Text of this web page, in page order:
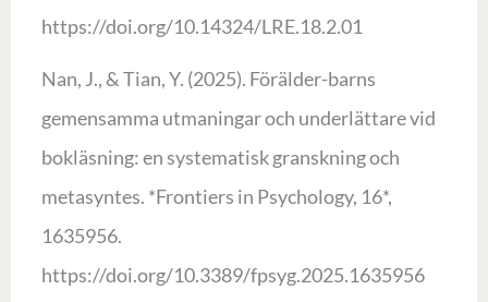
https://doi.org/10.14324/LRE.18.2.01
Nan, J., & Tian, ​​Y. (2025). Förälder-barns
gemensamma utmaningar och underlättare vid
bokläsning: en systematisk granskning och
metasyntes. *Frontiers in Psychology, 16*,
1635956.
https://doi.org/10.3389/fpsyg.2025.1635956